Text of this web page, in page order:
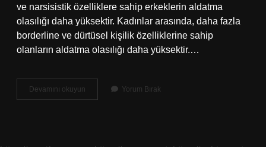
ve narsisistik özelliklere sahip erkeklerin aldatma
olasılığı daha yüksektir. Kadınlar arasında, daha fazla
borderline ve dürtüsel kişilik özelliklerine sahip
olanların aldatma olasılığı daha yüksektir.…
Devamını okuyun Aldatma
Normal
Yorum Bırak